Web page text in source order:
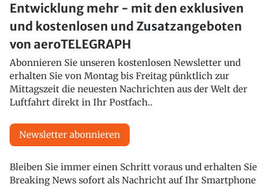
Entwicklung mehr - mit den exklusiven
und kostenlosen und Zusatzangeboten
von aeroTELEGRAPH
Abonnieren Sie unseren kostenlosen Newsletter und
erhalten Sie von Montag bis Freitag pünktlich zur
Mittagszeit die neuesten Nachrichten aus der Welt der
Luftfahrt direkt in Ihr Postfach..
Newsletter abonnieren
Bleiben Sie immer einen Schritt voraus und erhalten Sie
Breaking News sofort als Nachricht auf Ihr Smartphone